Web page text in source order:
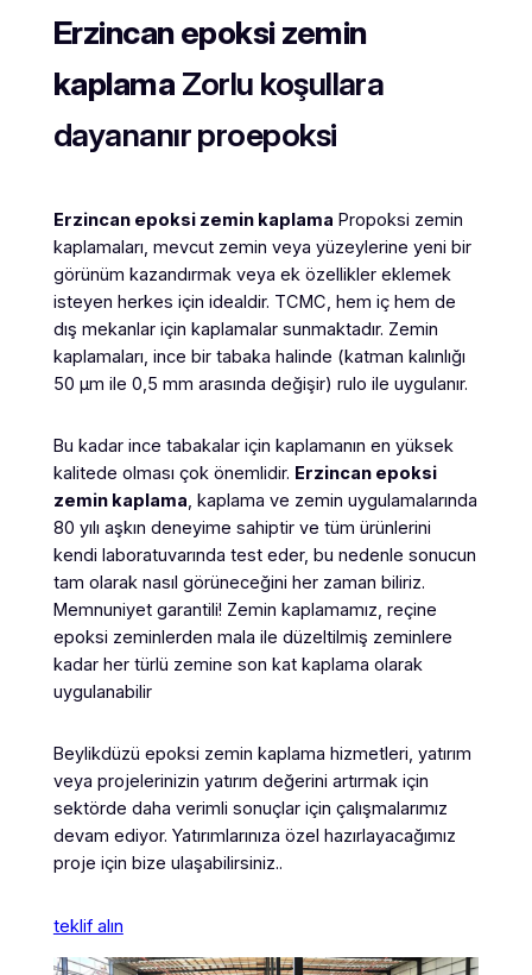
Erzincanepoksi zemin
kaplama Zorlu koşullara
dayananır proepoksi
Erzincan epoksi zemin kaplama Propoksi zemin
kaplamaları, mevcut zemin veya yüzeylerine yeni bir
görünüm kazandırmak veya ek özellikler eklemek
isteyen herkes için idealdir. TCMC, hem iç hem de
dış mekanlar için kaplamalar sunmaktadır. Zemin
kaplamaları, ince bir tabaka halinde (katman kalınlığı
50 μm ile 0,5 mm arasında değişir) rulo ile uygulanır.
Bu kadar ince tabakalar için kaplamanın en yüksek
kalitede olması çok önemlidir. Erzincan epoksi
zemin kaplama, kaplama ve zemin uygulamalarında
80 yılı aşkın deneyime sahiptir ve tüm ürünlerini
kendi laboratuvarında test eder, bu nedenle sonucun
tam olarak nasıl görüneceğini her zaman biliriz.
Memnuniyet garantili! Zemin kaplamamız, reçine
epoksi zeminlerden mala ile düzeltilmiş zeminlere
kadar her türlü zemine son kat kaplama olarak
uygulanabilir
Beylikdüzü epoksi zemin kaplama hizmetleri, yatırım
veya projelerinizin yatırım değerini artırmak için
sektörde daha verimli sonuçlar için çalışmalarımız
devam ediyor. Yatırımlarınıza özel hazırlayacağımız
proje için bize ulaşabilirsiniz..
teklif alın